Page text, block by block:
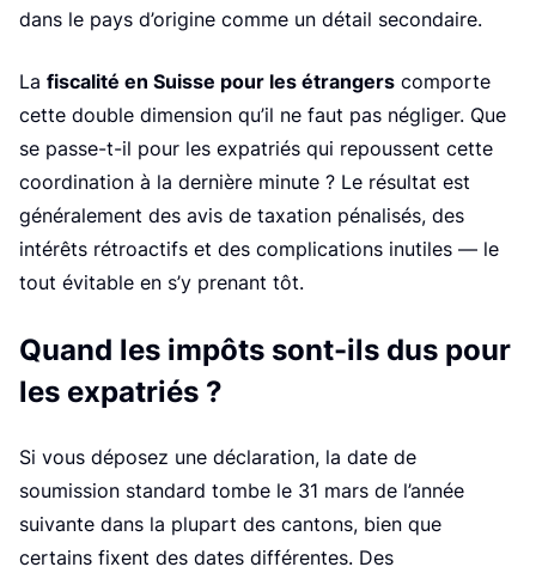
dans le pays d’origine comme un détail secondaire.
La fiscalité en Suisse pour les étrangers comporte
cette double dimension qu’il ne faut pas négliger. Que
se passe-t-il pour les expatriés qui repoussent cette
coordination à la dernière minute ? Le résultat est
généralement des avis de taxation pénalisés, des
intérêts rétroactifs et des complications inutiles — le
tout évitable en s’y prenant tôt.
Quand les impôts sont-ils dus pour
les expatriés ?
Si vous déposez une déclaration, la date de
soumission standard tombe le 31 mars de l’année
suivante dans la plupart des cantons, bien que
certains fixent des dates différentes. Des